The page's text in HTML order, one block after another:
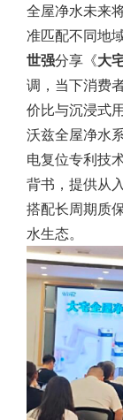
全屋净水未来
准匹配不同地
世强分享《大
调，当下消费
价比与沉浸式
沃兹全屋净水
电复位专利技
背书，提供从
搭配长周期质
水生态。